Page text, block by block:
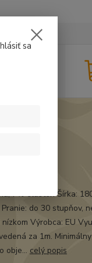
7% elasten Šírka:
do 30 stupňov,
Výrobca: EU
za 1m.
obje... celý popis
sa